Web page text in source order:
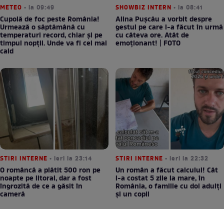
METEO • la 09:49
Cupolă de foc peste România!
Urmează o săptămână cu
temperaturi record, chiar și pe
timpul nopții. Unde va fi cel mai
cald
SHOWBIZ INTERN • la 08:41
Alina Pușcău a vorbit despre
gestul pe care l-a făcut în urmă
cu câteva ore. Atât de
emoționant! | FOTO
STIRI INTERNE • ieri la 23:14
O româncă a plătit 500 ron pe
noapte pe litoral, dar a fost
îngrozită de ce a găsit în
cameră
STIRI INTERNE • ieri la 22:32
Un român a făcut calculul! Cât
l-a costat 5 zile la mare, în
România, o familie cu doi adulți
și un copil